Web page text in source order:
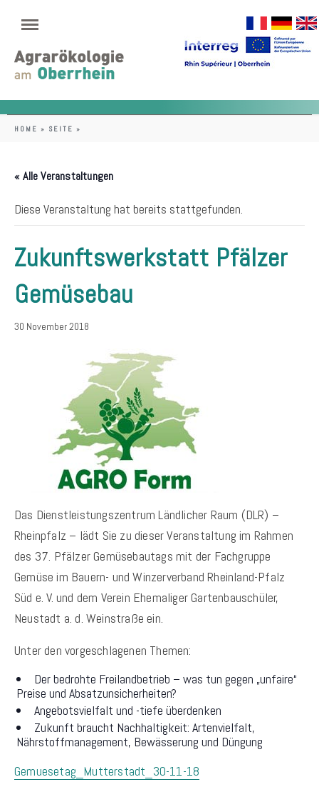
HOME » SEITE »
« Alle Veranstaltungen
Diese Veranstaltung hat bereits stattgefunden.
Zukunftswerkstatt Pfälzer
Gemüsebau
30 November 2018
Das Dienstleistungszentrum Ländlicher Raum (DLR) –
Rheinpfalz – lädt Sie zu dieser Veranstaltung im Rahmen
des 37. Pfälzer Gemüsebautags mit der Fachgruppe
Gemüse im Bauern- und Winzerverband Rheinland-Pfalz
Süd e. V. und dem Verein Ehemaliger Gartenbauschüler,
Neustadt a. d. Weinstraße ein.
Unter den vorgeschlagenen Themen:
Der bedrohte Freilandbetrieb – was tun gegen „unfaire“
Preise und Absatzunsicherheiten?
Angebotsvielfalt und -tiefe überdenken
Zukunft braucht Nachhaltigkeit: Artenvielfalt,
Nährstoffmanagement, Bewässerung und Düngung
Gemuesetag_Mutterstadt_30-11-18